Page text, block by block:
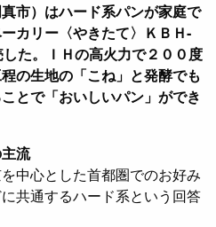
市）はハード系パンが家庭で
カリー〈やきたて〉ＫＢＨ‐
た。ＩＨの高火力で２００度
の生地の「こね」と発酵でも
とで「おいしいパン」ができ
流
中心とした首都圏でのお好み
共通するハード系という回答